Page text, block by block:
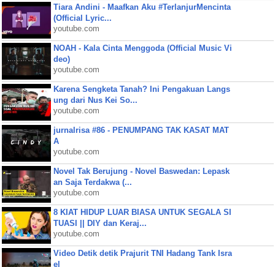
Tiara Andini - Maafkan Aku #TerlanjurMencinta
(Official Lyric...
youtube.com
NOAH - Kala Cinta Menggoda (Official Music Vi
deo)
youtube.com
Karena Sengketa Tanah? Ini Pengakuan Langs
ung dari Nus Kei So...
youtube.com
jurnalrisa #86 - PENUMPANG TAK KASAT MAT
A
youtube.com
Novel Tak Berujung - Novel Baswedan: Lepask
an Saja Terdakwa (...
youtube.com
8 KIAT HIDUP LUAR BIASA UNTUK SEGALA SI
TUASI || DIY dan Keraj...
youtube.com
Video Detik detik Prajurit TNI Hadang Tank Isra
el